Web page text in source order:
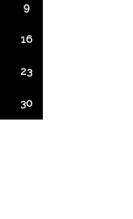
9
16
23
30